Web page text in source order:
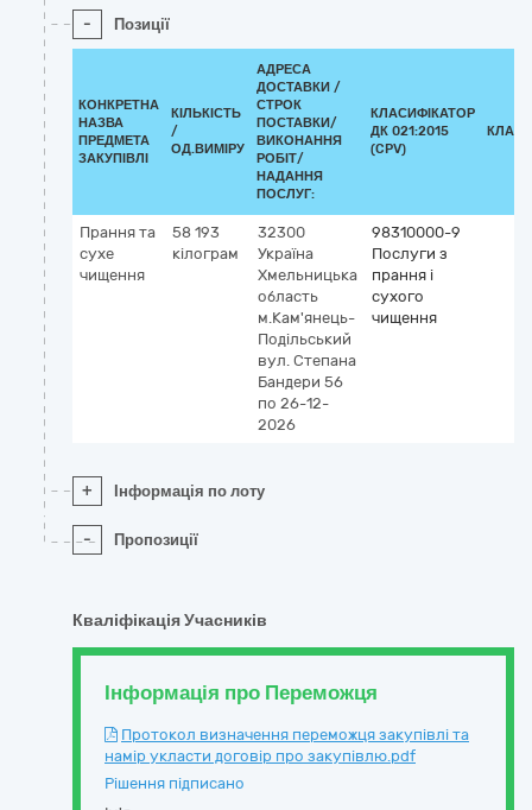
- Позиції
КОНКРЕТНА
НАЗВА
ПРЕДМЕТА
ЗАКУПІВЛІ
КІЛЬКІСТЬ
/
ОД.ВИМІРУ
АДРЕСА
ДОСТАВКИ /
СТРОК
ПОСТАВКИ/
ВИКОНАННЯ
РОБІТ/
НАДАННЯ
ПОСЛУГ:
КЛАСИФІКАТОР
ДК 021:2015
(CPV)
Прання та
сухе
чищення
58 193
кілограм
32300
Україна
Хмельницька
область
м.Кам'янець-
Подільський
вул. Степана
Бандери 56
по 26-12-
2026
98310000-9
Послуги з
прання і
сухого
чищення
+ Інформація по лоту
- Пропозиції
Кваліфікація Учасників
Інформація про Переможця
Протокол визначення переможця закупівлі та
намір укласти договір про закупівлю.pdf
Рішення підписано